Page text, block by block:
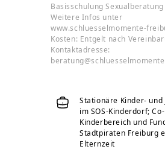
Basisschulung
Weitere Infos unter
www.schluesselmomente-
Kosten: Entgelt nach
Kontaktadresse:
Stationäre Kinder- und
im SOS-Kinderdorf;
Kinderbereich und
Stadtpiraten Freiburg
Elternzeit